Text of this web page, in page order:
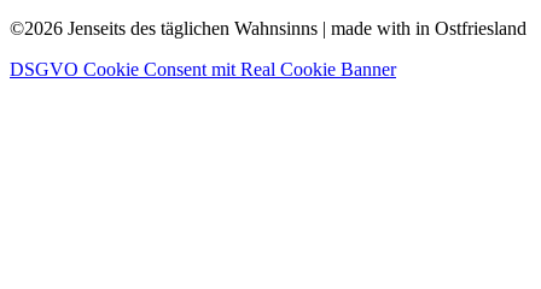
©2026 Jenseits des täglichen Wahnsinns | made with in Ostfriesland
DSGVO Cookie Consent mit Real Cookie Banner